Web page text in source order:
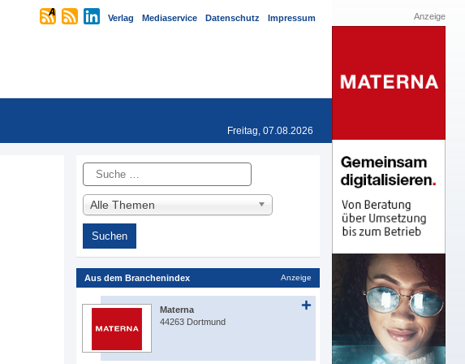
Verlag Mediaservice Datenschutz Impressum
Freitag, 07.08.2026
Suche
Alle Themen
Aus dem Branchenindex Anzeige
Materna
44263 Dortmund
Anzeige